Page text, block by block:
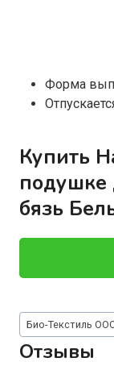
Форма
Купить
подушке
бязь
Метки
записи:
Био-Текстиль
Отзывы